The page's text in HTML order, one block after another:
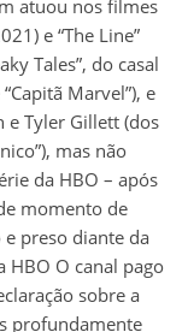
atuou nos filmes
e “The Line”
Tales”, do casal
Marvel”), e
Tyler Gillett (dos
mas não
da HBO – após
momento de
preso diante da
O canal pago
sobre a
profundamente